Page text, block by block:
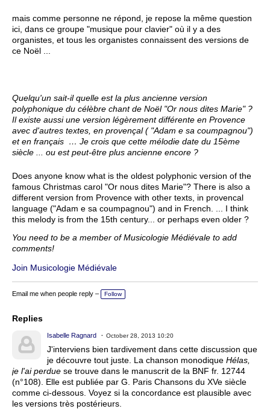
mais comme personne ne répond, je repose la même question
ici, dans ce groupe "musique pour clavier" où il y a des
organistes, et tous les organistes connaissent des versions de
ce Noël ...
Quelqu'un sait-il quelle est la plus ancienne version
polyphonique du célèbre chant de Noël "Or nous dites Marie" ?
Il existe aussi une version légèrement différente en Provence
avec d'autres textes, en provençal ( "Adam e sa coumpagnou")
et en français … Je crois que cette mélodie date du 15ème
siècle ... ou est peut-être plus ancienne encore ?
Does anyone know what is the oldest polyphonic version of the
famous Christmas carol "Or nous dites Marie"? There is also a
different version from Provence with other texts, in provencal
language ("Adam e sa coumpagnou") and in French. ... I think
this melody is from the 15th century... or perhaps even older ?
You need to be a member of Musicologie Médiévale to add
comments!
Join Musicologie Médiévale
Email me when people reply – Follow
Replies
Isabelle Ragnard October 28, 2013 10:20
J'interviens bien tardivement dans cette discussion que
je découvre tout juste. La chanson monodique Hélas,
je l'ai perdue se trouve dans le manuscrit de la BNF fr. 12744
(n°108). Elle est publiée par G. Paris Chansons du XVe siècle
comme ci-dessous. Voyez si la concordance est plausible avec
les versions très postérieurs.